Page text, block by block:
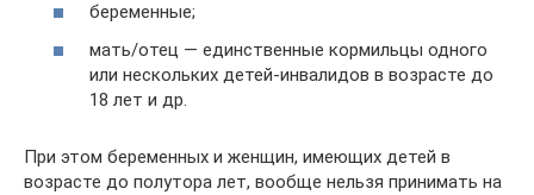
беременные;
мать/отец — единственные кормильцы одного
или нескольких детей-инвалидов в возрасте до
18 лет и др.
При этом беременных и женщин, имеющих детей в
возрасте до полутора лет, вообще нельзя принимать на